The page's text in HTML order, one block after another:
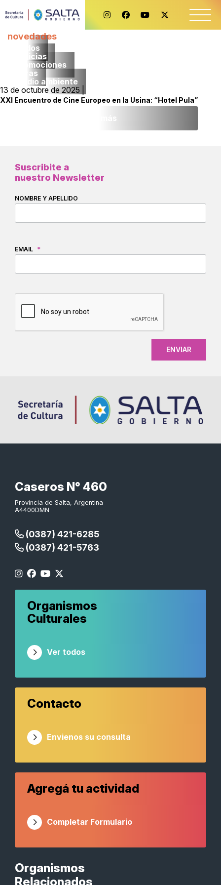
novedades
Todos
noticias
promociones
obras
medio ambiente
13 de octubre de 2025 |
XXI Encuentro de Cine Europeo en la Usina: “Hotel Pula”
Leer más
Suscribite a
nuestro Newsletter
NOMBRE Y APELLIDO
EMAIL *
Caseros N° 460
Provincia de Salta, Argentina
A4400DMN
(0387) 421-6285
(0387) 421-5763
Organismos
Relacionados
Organismos
Culturales
Ver todos
Contacto
Envienos su consulta
Agregá tu actividad
Completar Formulario